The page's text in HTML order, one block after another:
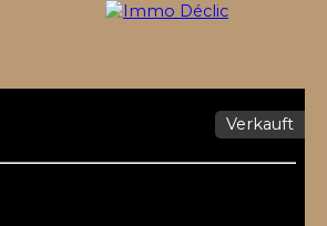
Verkauft